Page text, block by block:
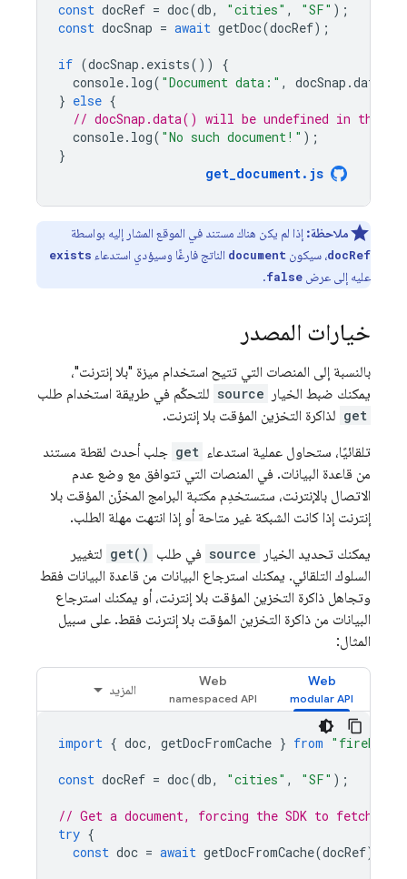
const docRef = doc(db, "cities" , "SF" );
const docSnap = await getDoc(docRef);
if (docSnap . exists())
{
console. log( "Document data:" , docSnap .data
} else {
// docSnap.data() will be undefined in this
console. log( "No such document!" );
}
get_document. js
ملاحظة: إذا لم يكن هناك مستند في الموقع المشار إليه بواسطة
docRef، سيكون document الناتج فارغًا وسيؤدي استدعاء exists
عليه إلى عرض false
.
خيارات المصدر
بالنسبة إلى المنصات التي تتيح استخدام ميزة "بلا إنترنت"،
يمكنك ضبط الخيار
source للتحكّم في طريقة استخدام طلب
get لذاكرة التخزين المؤقت بلا إنترنت.
تلقائيًا، ستحاول عملية استدعاء get جلب أحدث لقطة مستند
من قاعدة البيانات. في المنصات التي تتوافق مع وضع عدم
الاتصال بالإنترنت، ستستخدِم مكتبة البرامج المخزّن المؤقت بلا
إنترنت إذا كانت الشبكة غير متاحة أو إذا انتهت مهلة الطلب.
يمكنك تحديد الخيار
source في طلب get() لتغيير
السلوك التلقائي. يمكنك استرجاع البيانات من قاعدة البيانات فقط
وتجاهل ذاكرة التخزين المؤقت بلا إنترنت، أو يمكنك استرجاع
البيانات من ذاكرة التخزين المؤقت بلا إنترنت فقط. على سبيل
المثال:
Web
Web
المزيد
import { doc, getDocFromCache } from
const docRef = doc(db, "cities" , "SF" );
// Get a document, forcing the SDK to fetch
try {
const doc = await getDocFromCache(docRef);